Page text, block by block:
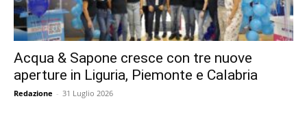
Acqua & Sapone cresce con tre nuove
aperture in Liguria, Piemonte e Calabria
Redazione - 31 Luglio 2026